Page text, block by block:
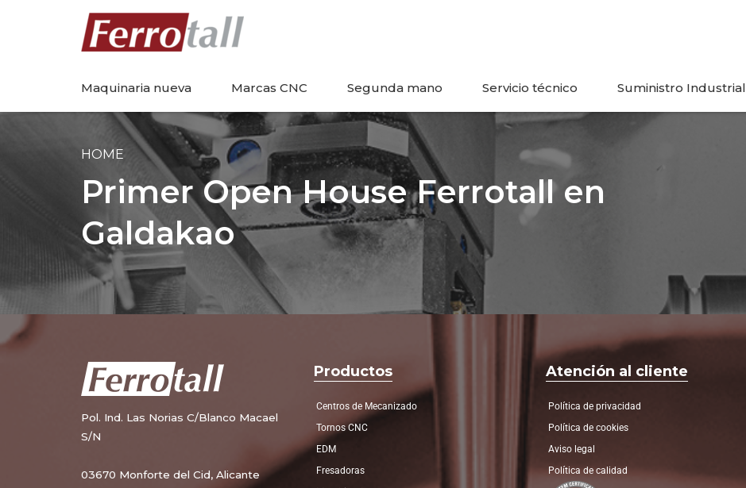
Maquinaria nueva Marcas CNC Segunda mano Servicio técnico Suministro Industrial
HOME
Primer Open House Ferrotall en
Galdakao
Pol. Ind. Las Norias C/Blanco Macael
S/N
03670 Monforte del Cid, Alicante
Productos
Centros de Mecanizado
Tornos CNC
EDM
Fresadoras
Atención al cliente
Política de privacidad
Política de cookies
Aviso legal
Política de calidad